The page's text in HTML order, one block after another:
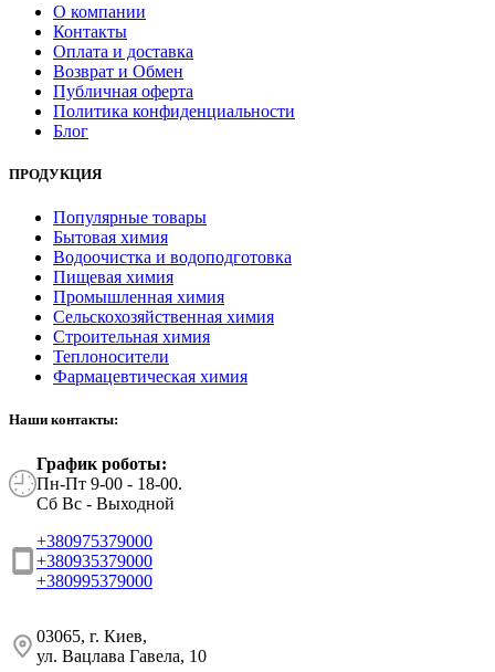
О компании
Контакты
Оплата и доставка
Возврат и Обмен
Публичная оферта
Политика конфиденциальности
Блог
ПРОДУКЦИЯ
Популярные товары
Бытовая химия
Водоочистка и водоподготовка
Пищевая химия
Промышленная химия
Сельскохозяйственная химия
Строительная химия
Теплоносители
Фармацевтическая химия
Наши контакты:
График роботы:
Пн-Пт 9-00 - 18-00.
Сб Вс - Выходной
+380975379000
+380935379000
+380995379000
03065, г. Киев,
ул. Вацлава Гавела, 10